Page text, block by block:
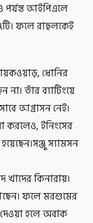
আইপিএলে
ফলে রাহুলকেই
ধোনির
না। তাঁর ব্যাটিংয়ে
আগ্রাসন নেই।
করলেও, ইনিংসের
স্যামসন
খাদের কিনারায়।
ফলে মরশুমের
হলে অবাক